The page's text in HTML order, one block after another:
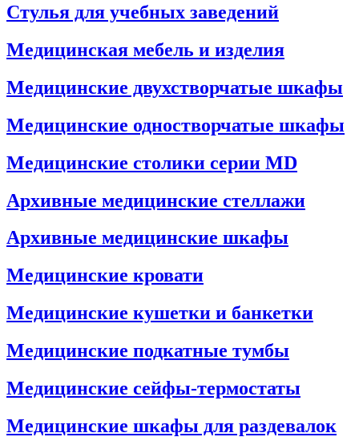
Стулья для учебных заведений
Медицинская мебель и изделия
Медицинские двухстворчатые шкафы
Медицинские одностворчатые шкафы
Медицинские столики серии MD
Архивные медицинские стеллажи
Архивные медицинские шкафы
Медицинские кровати
Медицинские кушетки и банкетки
Медицинские подкатные тумбы
Медицинские сейфы-термостаты
Медицинские шкафы для раздевалок